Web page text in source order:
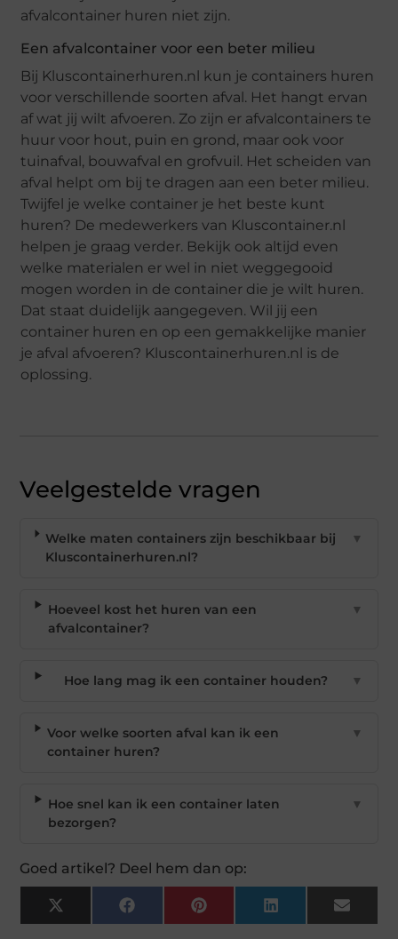
afvalcontainer huren niet zijn.
Een afvalcontainer voor een beter milieu
Bij Kluscontainerhuren.nl kun je containers huren
voor verschillende soorten afval. Het hangt ervan
af wat jij wilt afvoeren. Zo zijn er afvalcontainers te
huur voor hout, puin en grond, maar ook voor
tuinafval, bouwafval en grofvuil. Het scheiden van
afval helpt om bij te dragen aan een beter milieu.
Twijfel je welke container je het beste kunt
huren? De medewerkers van Kluscontainer.nl
helpen je graag verder. Bekijk ook altijd even
welke materialen er wel in niet weggegooid
mogen worden in de container die je wilt huren.
Dat staat duidelijk aangegeven. Wil jij een
container huren en op een gemakkelijke manier
je afval afvoeren? Kluscontainerhuren.nl is de
oplossing.
Veelgestelde vragen
Welke maten containers zijn beschikbaar bij
Kluscontainerhuren.nl?
▼
Hoeveel kost het huren van een
afvalcontainer?
▼
Hoe lang mag ik een container houden? ▼
Voor welke soorten afval kan ik een
container huren?
▼
Hoe snel kan ik een container laten
bezorgen?
▼
Goed artikel? Deel hem dan op:
X
(Twitter)
Facebook Pinterest LinkedIn Email